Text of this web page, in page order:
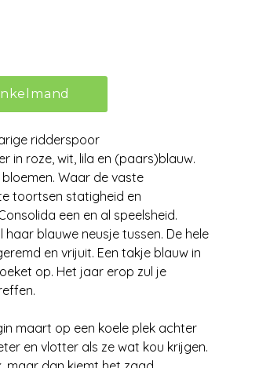
ridderspoor
in roze, wit, lila en (paars)blauw.
Waar de vaste
toortsen statigheid en
een en al speelsheid.
blauwe neusje tussen. De hele
en vrijuit. Een takje blauw in
op. Het jaar erop zul je
maart op een koele plek achter
en vlotter als ze wat kou krijgen.